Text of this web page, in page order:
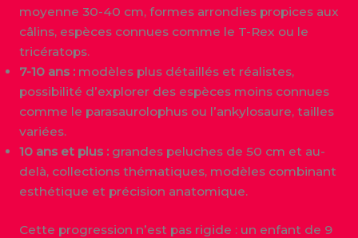
moyenne 30-40 cm, formes arrondies propices aux
câlins, espèces connues comme le T-Rex ou le
tricératops.
7-10 ans :modèles plus détaillés et réalistes,
possibilité d’explorer des espèces moins connues
comme le parasaurolophus ou l’ankylosaure, tailles
variées.
10 ans et plus :grandes peluches de 50 cm et au-
delà, collections thématiques, modèles combinant
esthétique et précision anatomique.
Cette progression n’est pas rigide : un enfant de 9